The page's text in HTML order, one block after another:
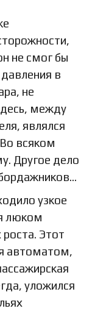
не смог бы
в
не
между
являлся
всяком
Другое дело
узкое
люком
Этот
автоматом,
уложился